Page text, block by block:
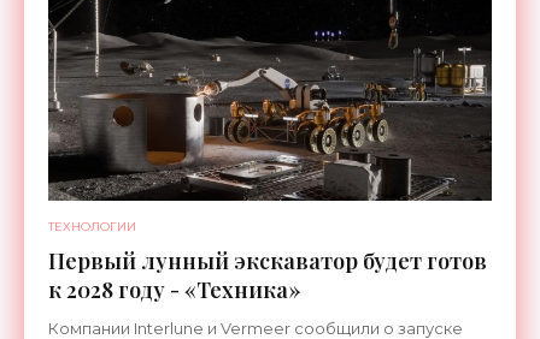
ТЕХНОЛОГИИ
Первый лунный экскаватор будет готов
к 2028 году - «Техника»
Компании Interlune и Vermeer сообщили о запуске